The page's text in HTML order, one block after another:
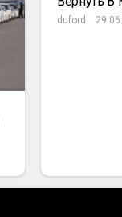
duford